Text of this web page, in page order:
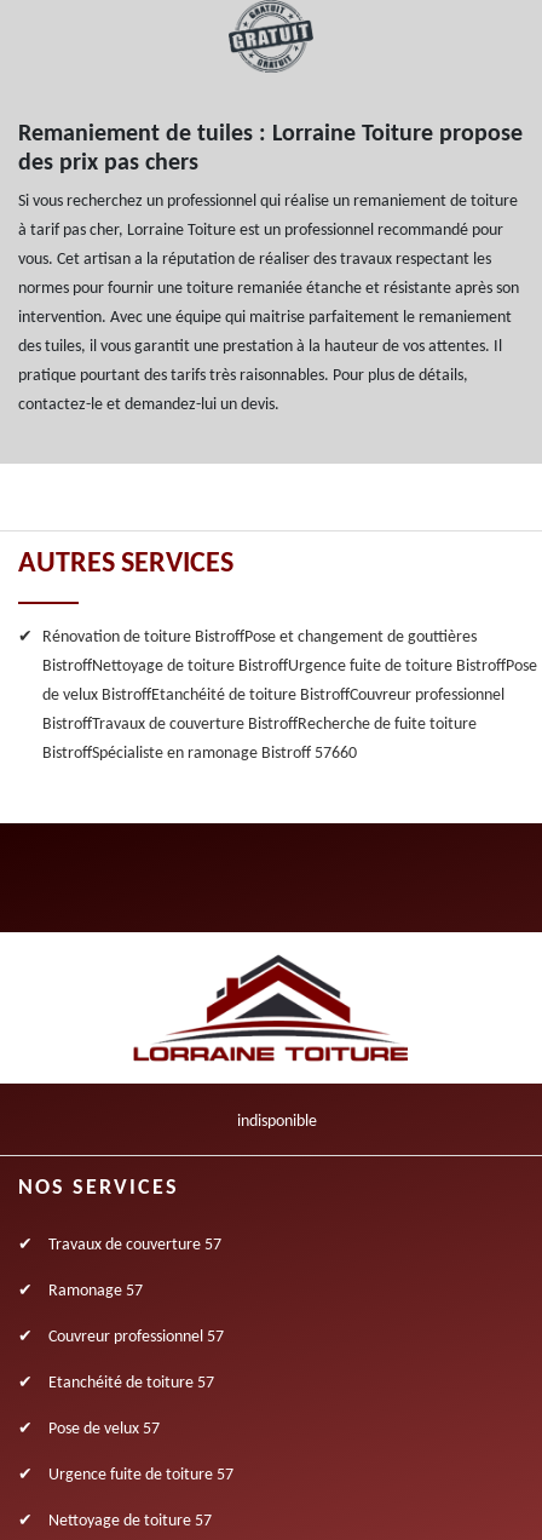
Remaniement de tuiles : Lorraine Toiture propose
des prix pas chers
Si vous recherchez un professionnel qui réalise un remaniement de toiture
à tarif pas cher, Lorraine Toiture est un professionnel recommandé pour
vous. Cet artisan a la réputation de réaliser des travaux respectant les
normes pour fournir une toiture remaniée étanche et résistante après son
intervention. Avec une équipe qui maitrise parfaitement le remaniement
des tuiles, il vous garantit une prestation à la hauteur de vos attentes. Il
pratique pourtant des tarifs très raisonnables. Pour plus de détails,
contactez-le et demandez-lui un devis.
AUTRES SERVICES
Rénovation de toiture BistroffPose et changement de gouttières
BistroffNettoyage de toiture BistroffUrgence fuite de toiture BistroffPose
de velux BistroffEtanchéité de toiture BistroffCouvreur professionnel
BistroffTravaux de couverture BistroffRecherche de fuite toiture
BistroffSpécialiste en ramonage Bistroff 57660
indisponible
NOS SERVICES
Travaux de couverture 57
Ramonage 57
Couvreur professionnel 57
Etanchéité de toiture 57
Pose de velux 57
Urgence fuite de toiture 57
Nettoyage de toiture 57